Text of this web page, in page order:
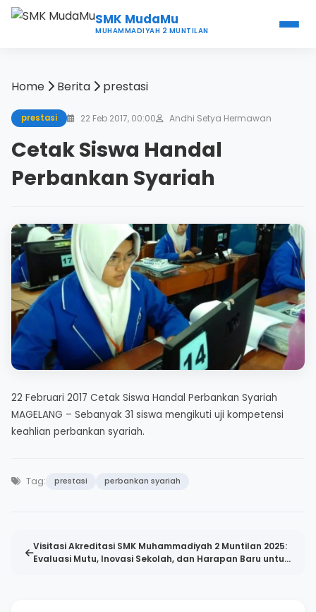
SMK MudaMu
MUHAMMADIYAH 2 MUNTILAN
Home Berita prestasi
prestasi 22 Feb 2017, 00:00 Andhi Setya Hermawan
Cetak Siswa Handal
Perbankan Syariah
22 Februari 2017 Cetak Siswa Handal Perbankan Syariah
MAGELANG – Sebanyak 31 siswa mengikuti uji kompetensi
keahlian perbankan syariah.
Tag: prestasi perbankan syariah
Visitasi Akreditasi SMK Muhammadiyah 2 Muntilan 2025:
Evaluasi Mutu, Inovasi Sekolah, dan Harapan Baru untuk